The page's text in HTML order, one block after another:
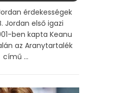
érdekességek
Jordan első igazi
ben kapta Keanu
az Aranytartalék
című ...